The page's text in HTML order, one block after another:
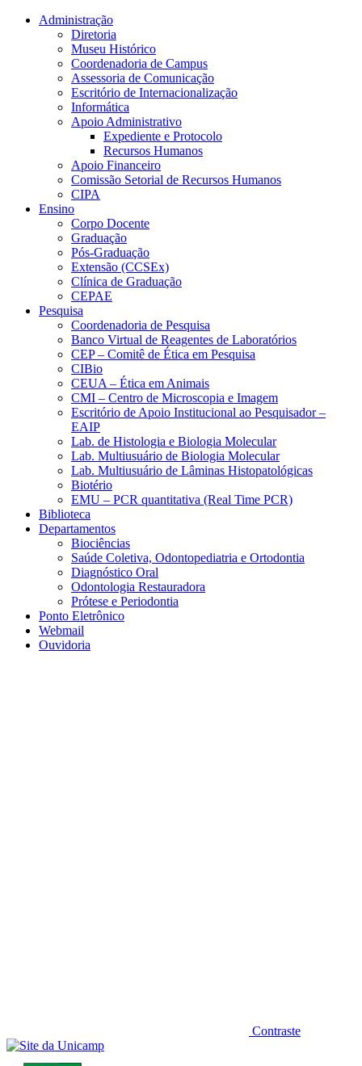
Conteúdo principal Menu principal
Administração
Diretoria
Museu Histórico
Coordenadoria de Campus
Assessoria de Comunicação
Escritório de Internacionalização
Informática
Apoio Administrativo
Expediente e Protocolo
Recursos Humanos
Apoio Financeiro
Comissão Setorial de Recursos Humanos
CIPA
Ensino
Corpo Docente
Graduação
Pós-Graduação
Extensão (CCSEx)
Clínica de Graduação
CEPAE
Pesquisa
Coordenadoria de Pesquisa
Banco Virtual de Reagentes de Laboratórios
CEP – Comitê de Ética em Pesquisa
CIBio
CEUA – Ética em Animais
CMI – Centro de Microscopia e Imagem
Escritório de Apoio Institucional ao Pesquisador –
EAIP
Lab. de Histologia e Biologia Molecular
Lab. Multiusuário de Biologia Molecular
Lab. Multiusuário de Lâminas Histopatológicas
Biotério
EMU – PCR quantitativa (Real Time PCR)
Biblioteca
Departamentos
Biociências
Saúde Coletiva, Odontopediatria e Ortodontia
Diagnóstico Oral
Odontologia Restauradora
Prótese e Periodontia
Ponto Eletrônico
Webmail
Ouvidoria
Contraste